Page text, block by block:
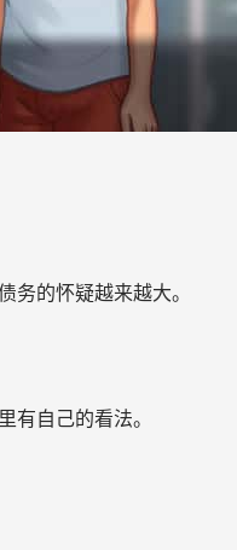
的怀疑越来越大。
自己的看法。